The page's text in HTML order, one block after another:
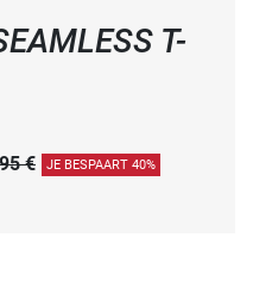
T-
€ JE BESPAART 40%